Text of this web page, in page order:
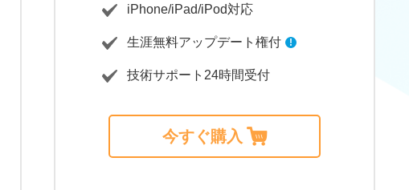
iPhone/iPad/iPod対応
生涯無料アップデート権付 !
技術サポート24時間受付
今すぐ購入